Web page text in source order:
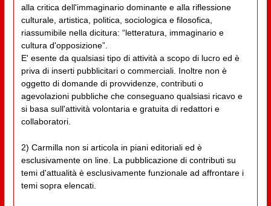
alla critica dell'immaginario dominante e alla riflessione
culturale, artistica, politica, sociologica e filosofica,
riassumibile nella dicitura: “letteratura, immaginario e
cultura d'opposizione”.
E' esente da qualsiasi tipo di attività a scopo di lucro ed è
priva di inserti pubblicitari o commerciali. Inoltre non è
oggetto di domande di provvidenze, contributi o
agevolazioni pubbliche che conseguano qualsiasi ricavo e
si basa sull'attività volontaria e gratuita di redattori e
collaboratori.
2) Carmilla non si articola in piani editoriali ed è
esclusivamente on line. La pubblicazione di contributi su
temi d'attualità è esclusivamente funzionale ad affrontare i
temi sopra elencati.